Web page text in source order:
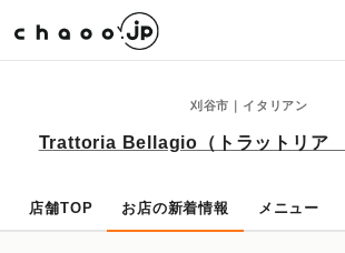
刈谷市｜イタリアン
Trattoria Bellagio（トラットリア
店舗TOP お店の新着情報 メニュー